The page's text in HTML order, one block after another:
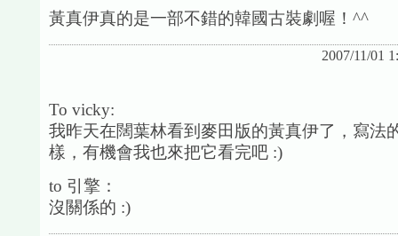
黃真伊真的是一部不錯的韓國古裝劇喔！^^
2007/11/01
To vicky:
我昨天在闊葉林看到麥田版的黃真伊了，寫法
樣，有機會我也來把它看完吧 :)
to 引擎：
沒關係的 :)